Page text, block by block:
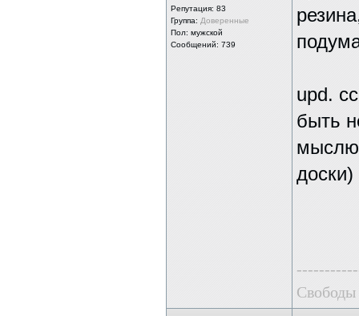
Репутация: 83
Группа: Доверенные
Пол: мужской
Сообщений: 739
upd.
быть
мыслю
доски)
Свободы